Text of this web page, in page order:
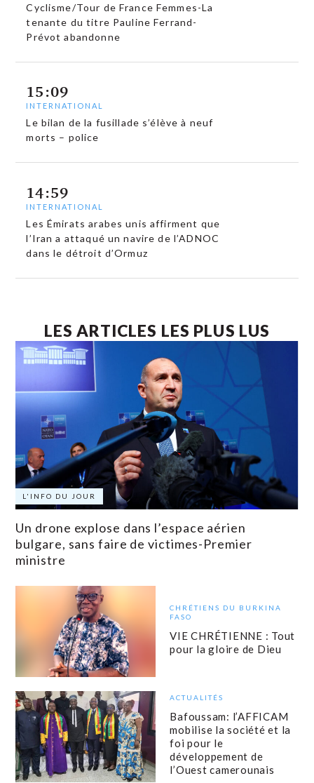
Cyclisme/Tour de France Femmes-La
tenante du titre Pauline Ferrand-
Prévot abandonne
15:09
INTERNATIONAL
Le bilan de la fusillade s’élève à neuf
morts – police
14:59
INTERNATIONAL
Les Émirats arabes unis affirment que
l’Iran a attaqué un navire de l’ADNOC
dans le détroit d’Ormuz
LES ARTICLES LES PLUS LUS
L'INFO DU JOUR
Un drone explose dans l’espace aérien
bulgare, sans faire de victimes-Premier
ministre
CHRÉTIENS DU BURKINA
FASO
VIE CHRÉTIENNE : Tout
pour la gloire de Dieu
ACTUALITÉS
Bafoussam: l’AFFICAM
mobilise la société et la
foi pour le
développement de
l’Ouest camerounais